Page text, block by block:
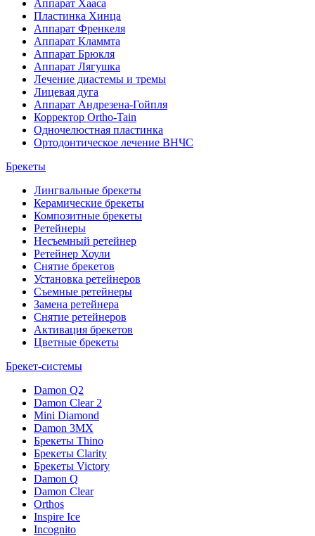
Аппарат Хааса
Пластинка Хинца
Аппарат Френкеля
Аппарат Кламмта
Аппарат Брюкля
Аппарат Лягушка
Лечение диастемы и тремы
Лицевая дуга
Аппарат Андрезена-Гойпля
Корректор Ortho-Tain
Одночелюстная пластинка
Ортодонтическое лечение ВНЧС
Брекеты
Лингвальные брекеты
Керамические брекеты
Композитные брекеты
Ретейнеры
Несъемный ретейнер
Ретейнер Хоули
Снятие брекетов
Установка ретейнеров
Съемные ретейнеры
Замена ретейнера
Снятие ретейнеров
Активация брекетов
Цветные брекеты
Брекет-системы
Damon Q2
Damon Clear 2
Mini Diamond
Damon 3MX
Брекеты Thino
Брекеты Clarity
Брекеты Victory
Damon Q
Damon Clear
Orthos
Inspire Ice
Incognito